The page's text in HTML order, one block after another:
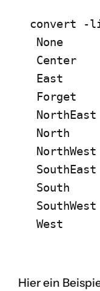
convert -
None
Center
East
Forget
NorthEast
North
NorthWest
SouthEast
South
SouthWest
West
Hier ein